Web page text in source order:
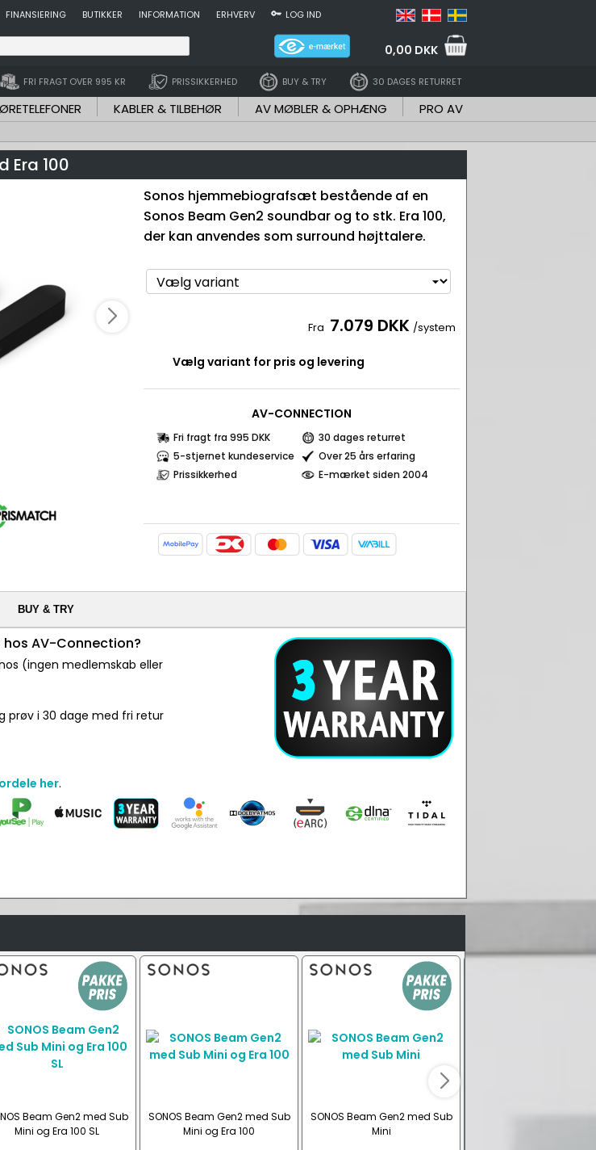
FINANSIERING BUTIKKER INFORMATION ERHVERV LOG IND
0,00 DKK
FRI FRAGT OVER 995 KR PRISSIKKERHED BUY & TRY 30 DAGES RETURRET
KABLER & TILBEHØR AV MØBLER & OPHÆNG PRO AV
Era 100
Sonos hjemmebiografsæt bestående af en
Sonos Beam Gen2 soundbar og to stk. Era 100,
der kan anvendes som surround højttalere.
Fra 7.079 DKK /system
Vælg variant for pris og levering
AV-CONNECTION
Fri fragt fra 995 DKK
30 dages returret
5-stjernet kundeservice
Over 25 års erfaring
Prissikkerhed
E-mærket siden 2004
BUY & TRY
hos AV-Connection?
(ingen medlemskab eller
prøv i 30 dage med fri retur
her.
Beam Gen2 med Sub
Mini og Era 100 SL
SONOS Beam Gen2 med Sub
Mini og Era 100
SONOS Beam Gen2 med Sub
Mini
SONOS Beam Gen2